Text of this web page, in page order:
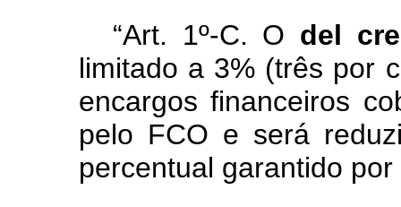
“Art. 1º-C. O del
limitado a 3% (três por
encargos financeiros
pelo FCO e será
percentual garantido por